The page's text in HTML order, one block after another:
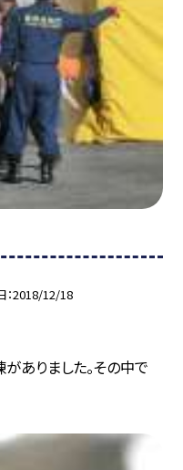
2018/12/18
がありました。その中で